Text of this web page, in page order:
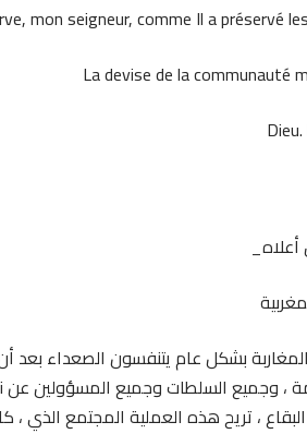
mon seigneur, comme Il a préservé
La devise de la communauté
بشكل عام يتنفسون الصعداء بعد
، تريح هذه العملية المجتمع الذي ،